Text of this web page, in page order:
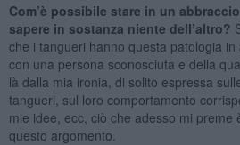
Com’è possibile stare in un
sapere in sostanza niente dell’altro?
che i tangueri hanno questa patologia
con una persona sconosciuta e della
là dalla mia ironia, di solito espressa
tangueri, sul loro comportamento
mie idee, ecc, ciò che adesso mi preme
questo argomento.